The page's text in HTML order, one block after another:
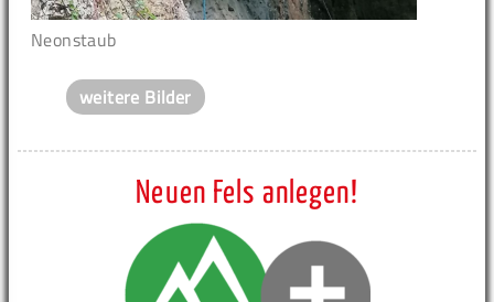
Neonstaub
weitere Bilder
Neuen Fels anlegen!